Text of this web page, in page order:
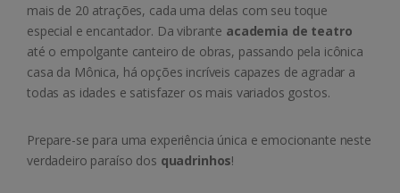
mais de 20 atrações, cada uma delas com seu toque
especial e encantador. Da vibrante academia de teatro
até o empolgante canteiro de obras, passando pela icônica
casa da Mônica, há opções incríveis capazes de agradar a
todas as idades e satisfazer os mais variados gostos.
Prepare-se para uma experiência única e emocionante neste
verdadeiro paraíso dos quadrinhos!